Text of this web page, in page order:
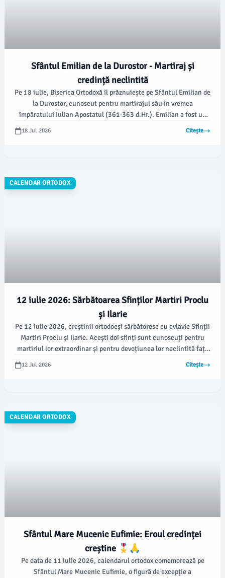
Sfântul Emilian de la Durostor - Martiraj și
credință neclintită
Pe 18 iulie, Biserica Ortodoxă îl prăznuiește pe Sfântul Emilian de
la Durostor, cunoscut pentru martirajul său în vremea
împăratului Iulian Apostatul (361-363 d.Hr.). Emilian a fost un
soldat creștin care a refuzat să aducă jertfă zeilor păgâni, motiv
18 Jul 2026 Citește
CALENDAR ORTODOX
12 iulie 2026: Sărbătoarea Sfinților Martiri Proclu
și Ilarie
Pe 12 iulie 2026, creștinii ortodocși sărbătoresc cu evlavie Sfinții
Martiri Proclu și Ilarie. Acești doi sfinți sunt cunoscuți pentru
martiriul lor extraordinar și pentru devoțiunea lor neclintită față
12 Jul 2026 Citește
CALENDAR ORTODOX
Sfântul Mare Mucenic Eufimie: Eroul credinței
creștine 🎖️🙏
Pe data de 11 iulie 2026, calendarul ortodox comemorează pe
Sfântul Mare Mucenic Eufimie, o figură de excepție a